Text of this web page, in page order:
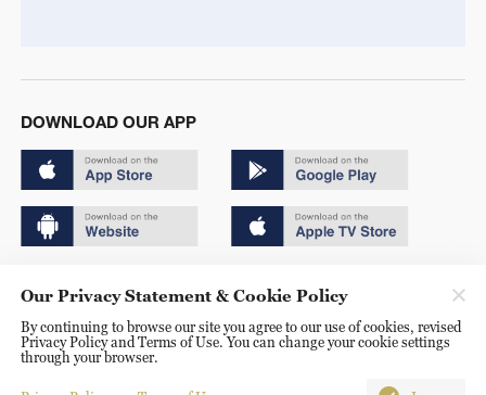
DOWNLOAD OUR APP
京ICP备20000184号
京公网安备 11010502050052号
Disinformation report hotline: 010-85061466
Our Privacy Statement & Cookie Policy
By continuing to browse our site you agree to our use of cookies, revised
Privacy Policy and Terms of Use. You can change your cookie settings
through your browser.